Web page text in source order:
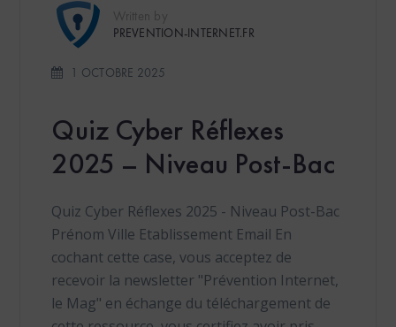
PREVENTION-INTERNET.FR
1 OCTOBRE 2025
Quiz Cyber Réflexes
2025 – Niveau Post-Bac
Quiz Cyber Réflexes 2025 - Niveau Post-Bac
Prénom Ville Etablissement Email En
cochant cette case, vous acceptez de
recevoir la newsletter "Prévention Internet,
le Mag" en échange du téléchargement de